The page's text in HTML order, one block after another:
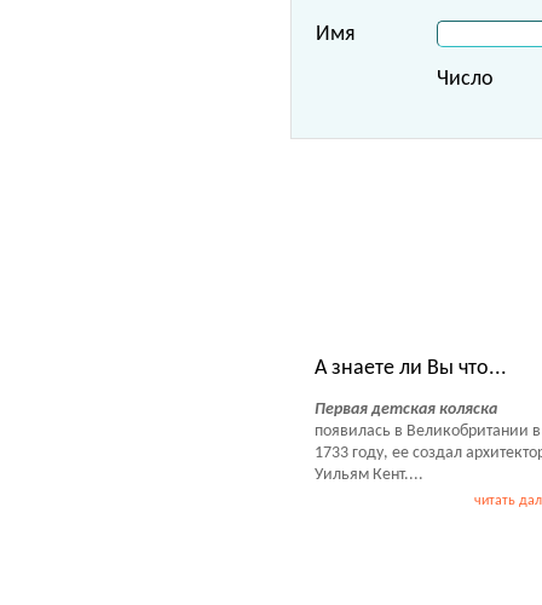
Имя
Число
А знаете ли Вы что...
Первая детская коляска
появилась в Великобритании в
1733 году, ее создал
Уильям Кент....
читать